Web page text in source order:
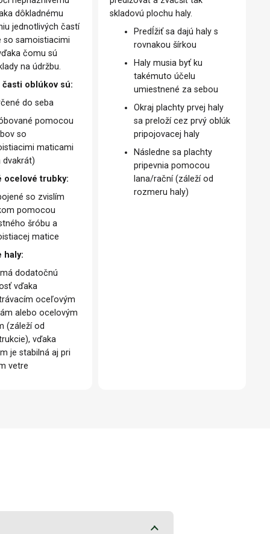
dôkladnému
jednotlivých častí
so samoistiacimi
čomu sú
na údržbu.
oblúkov sú:
do seba
pomocou
so
maticami
dvakrát)
ocelové trubky:
so zvislím
pomocou
šróbu a
matice
haly:
dodatočnú
vďaka
oceľovým
alebo ocelovým
(záleží od
vďaka
je stabilná aj pri
vetre
skladovú plochu haly.
Predĺžiť sa dajú haly s
rovnakou šírkou
Haly musia byť ku
takémuto účelu
umiestnené za sebou
Okraj plachty prvej haly
sa preloží cez prvý oblúk
pripojovacej haly
Následne sa plachty
pripevnia pomocou
lana/rační (záleží od
rozmeru haly)